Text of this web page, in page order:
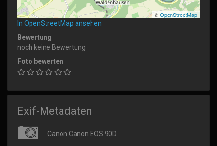
©OpenStreetMap
In OpenStreetMap ansehen
Bewertung
noch keine Bewertung
Foto bewerten
Exif-Metadaten
Canon Canon EOS 90D